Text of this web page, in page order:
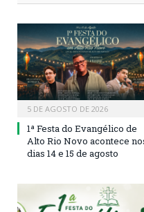
5 DE AGOSTO DE 2026
1ª Festa do Evangélico de
Alto Rio Novo acontece
dias 14 e 15 de agosto